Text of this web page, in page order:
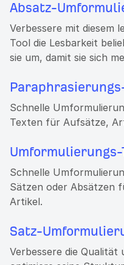
Absatz-
Verbessere mit diesem
Tool die Lesbarkeit
sie um, damit sie sich
Schnelle
Texten für Aufsätze,
Umformulierungs-
Schnelle
Sätzen oder Absätzen
Artikel.
Satz-
Verbessere die Qualität